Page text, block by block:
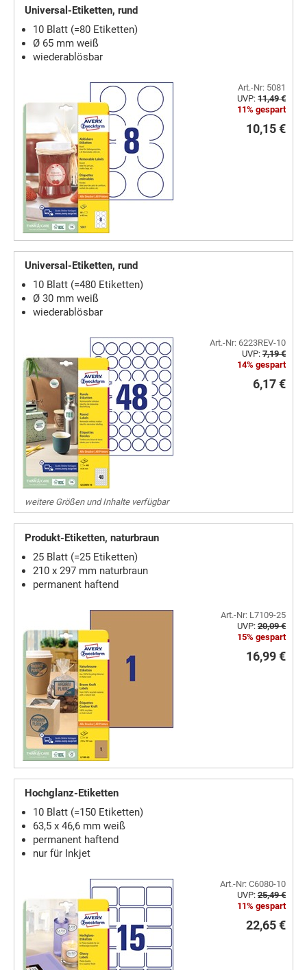
Universal-Etiketten, rund
10 Blatt (=80 Etiketten)
Ø 65 mm weiß
wiederablösbar
Art.-Nr: 5081
UVP: 11,49 €
11% gespart
10,15 €
Universal-Etiketten, rund
10 Blatt (=480 Etiketten)
Ø 30 mm weiß
wiederablösbar
Art.-Nr: 6223REV-10
UVP: 7,19 €
14% gespart
6,17 €
weitere Größen und Inhalte verfügbar
Produkt-Etiketten, naturbraun
25 Blatt (=25 Etiketten)
210 x 297 mm naturbraun
permanent haftend
Art.-Nr: L7109-25
UVP: 20,09 €
15% gespart
16,99 €
Hochglanz-Etiketten
10 Blatt (=150 Etiketten)
63,5 x 46,6 mm weiß
permanent haftend
nur für Inkjet
Art.-Nr: C6080-10
UVP: 25,49 €
11% gespart
22,65 €